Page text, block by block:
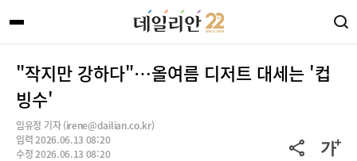
"작지만 강하다"…올여름 디저트 대세는 '컵
빙수'
임유정 기자 (irene@dailian.co.kr)
입력 2026.06.13 08:20
수정 2026.06.13 08:20